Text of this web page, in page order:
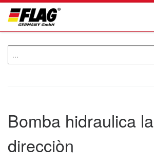
Skip to content
Bomba hidraulica la
direcciòn